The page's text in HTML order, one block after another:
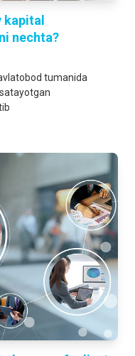
nechta?
tumanida